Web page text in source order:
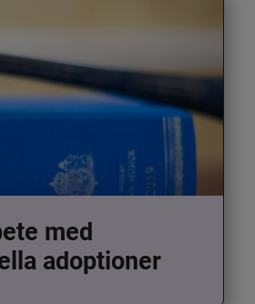
med
adoptioner